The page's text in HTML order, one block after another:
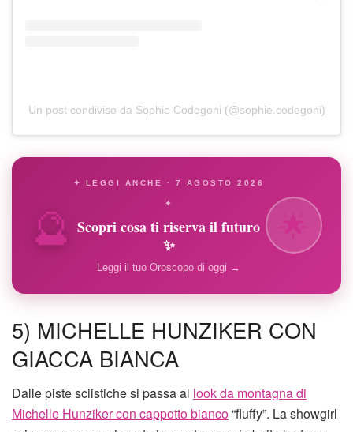
Un post condiviso da Sophie Codegoni (@sophie.codegoni)
🔮
✦ LEGGI ANCHE · 7 AGOSTO 2026
✦
Scopri cosa ti riserva il futuro
✨
Leggi il tuo Oroscopo di oggi →
5) MICHELLE HUNZIKER CON
GIACCA BIANCA
Dalle piste sciistiche si passa al look da montagna di
Michelle Hunziker con cappotto bianco“fluffy”. La showgirl